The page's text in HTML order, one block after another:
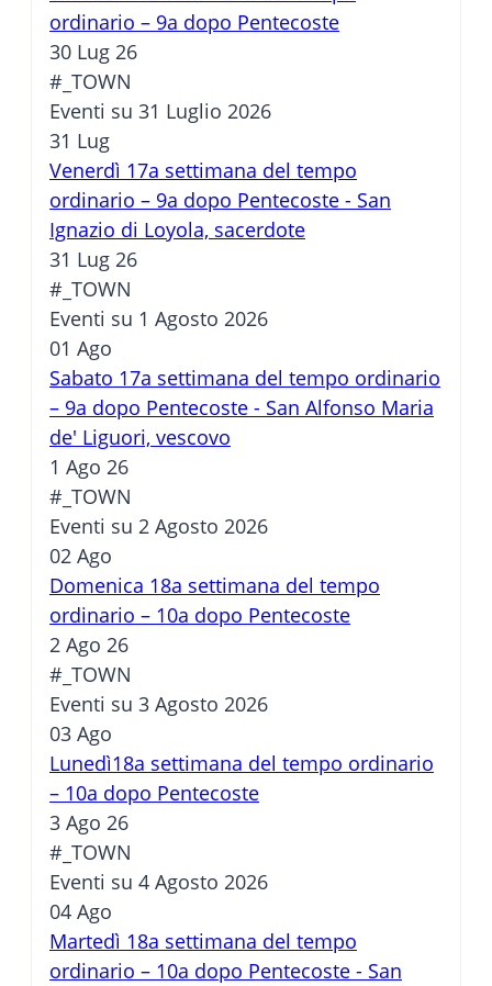
ordinario – 9a dopo Pentecoste
30 Lug 26
#_TOWN
Eventi su 31 Luglio 2026
31 Lug
Venerdì 17a settimana del tempo
ordinario – 9a dopo Pentecoste - San
Ignazio di Loyola, sacerdote
31 Lug 26
#_TOWN
Eventi su 1 Agosto 2026
01 Ago
Sabato 17a settimana del tempo ordinario
– 9a dopo Pentecoste - San Alfonso Maria
de' Liguori, vescovo
1 Ago 26
#_TOWN
Eventi su 2 Agosto 2026
02 Ago
Domenica 18a settimana del tempo
ordinario – 10a dopo Pentecoste
2 Ago 26
#_TOWN
Eventi su 3 Agosto 2026
03 Ago
Lunedì18a settimana del tempo ordinario
– 10a dopo Pentecoste
3 Ago 26
#_TOWN
Eventi su 4 Agosto 2026
04 Ago
Martedì 18a settimana del tempo
ordinario – 10a dopo Pentecoste - San